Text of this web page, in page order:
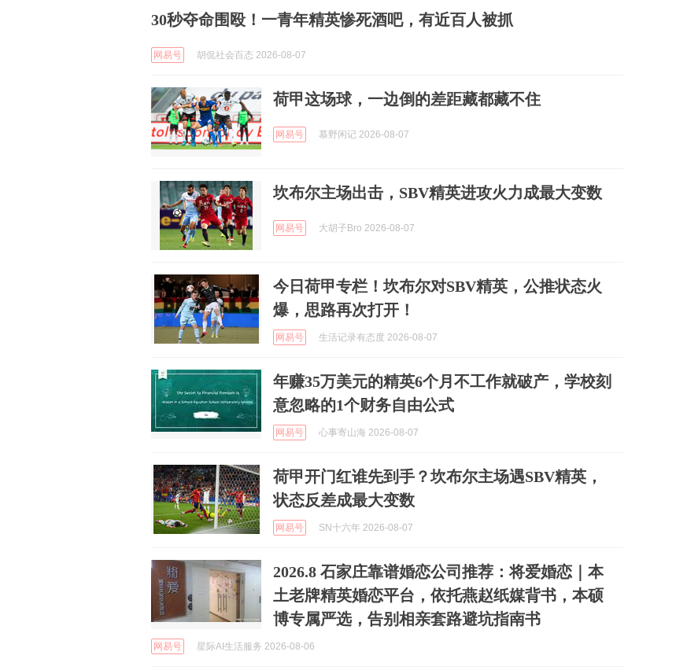
30秒夺命围殴！一青年精英惨死酒吧，有近百人被抓
网易号 胡侃社会百态 2026-08-07
荷甲这场球，一边倒的差距藏都藏不住
网易号 慕野闲记 2026-08-07
坎布尔主场出击，SBV精英进攻火力成最大变数
网易号 大胡子Bro 2026-08-07
今日荷甲专栏！坎布尔对SBV精英，公推状态火
爆，思路再次打开！
网易号 生活记录有态度 2026-08-07
年赚35万美元的精英6个月不工作就破产，学校刻
意忽略的1个财务自由公式
网易号 心事寄山海 2026-08-07
荷甲开门红谁先到手？坎布尔主场遇SBV精英，
状态反差成最大变数
网易号 SN十六年 2026-08-07
2026.8 石家庄靠谱婚恋公司推荐：将爱婚恋｜本
土老牌精英婚恋平台，依托燕赵纸媒背书，本硕
博专属严选，告别相亲套路避坑指南书
网易号 星际AI生活服务 2026-08-06